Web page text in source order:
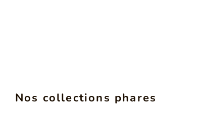
Nos collections phares
INSéPARABLES